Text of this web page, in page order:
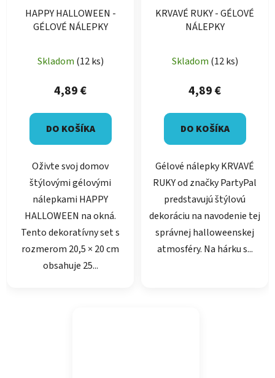
HAPPY HALLOWEEN -
GÉLOVÉ NÁLEPKY
hodnotenie
produktu
5,0
z
hviezdičiek.
Skladom (12 ks)
4,89 €
DO KOŠÍKA
Oživte svoj domov
štýlovými gélovými
nálepkami HAPPY
HALLOWEEN na okná.
Tento dekoratívny set s
rozmerom 20,5 × 20 cm
obsahuje 25...
KRVAVÉ RUKY - GÉLOVÉ
NÁLEPKY
Skladom (12 ks)
4,89 €
DO KOŠÍKA
Gélové nálepky KRVAVÉ
RUKY od značky PartyPal
predstavujú štýlovú
dekoráciu na navodenie tej
správnej halloweenskej
atmosféry. Na hárku s...